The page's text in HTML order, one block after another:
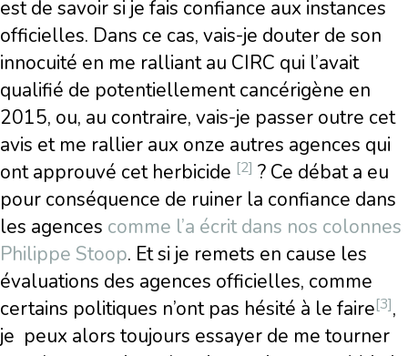
est de savoir si je fais confiance aux instances
officielles. Dans ce cas, vais-je douter de son
innocuité en me ralliant au CIRC qui l’avait
qualifié de potentiellement cancérigène en
2015, ou, au contraire, vais-je passer outre cet
avis et me rallier aux onze autres agences qui
ont approuvé cet herbicide [2] ? Ce débat a eu
pour conséquence de ruiner la confiance dans
les agences comme l’a écrit dans nos colonnes
Philippe Stoop. Et si je remets en cause les
évaluations des agences officielles, comme
certains politiques n’ont pas hésité à le faire[3],
je peux alors toujours essayer de me tourner